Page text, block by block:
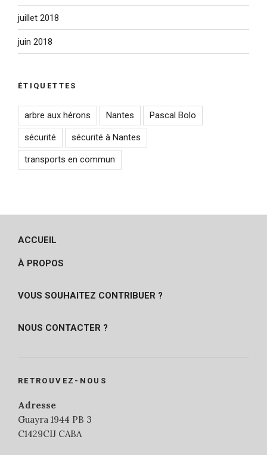
juillet 2018
juin 2018
ÉTIQUETTES
arbre aux hérons Nantes Pascal Bolo
sécurité sécurité à Nantes
transports en commun
ACCUEIL
À PROPOS
VOUS SOUHAITEZ CONTRIBUER ?
NOUS CONTACTER ?
RETROUVEZ-NOUS
Adresse
Guayra 1944 PB 3
C1429CIJ CABA